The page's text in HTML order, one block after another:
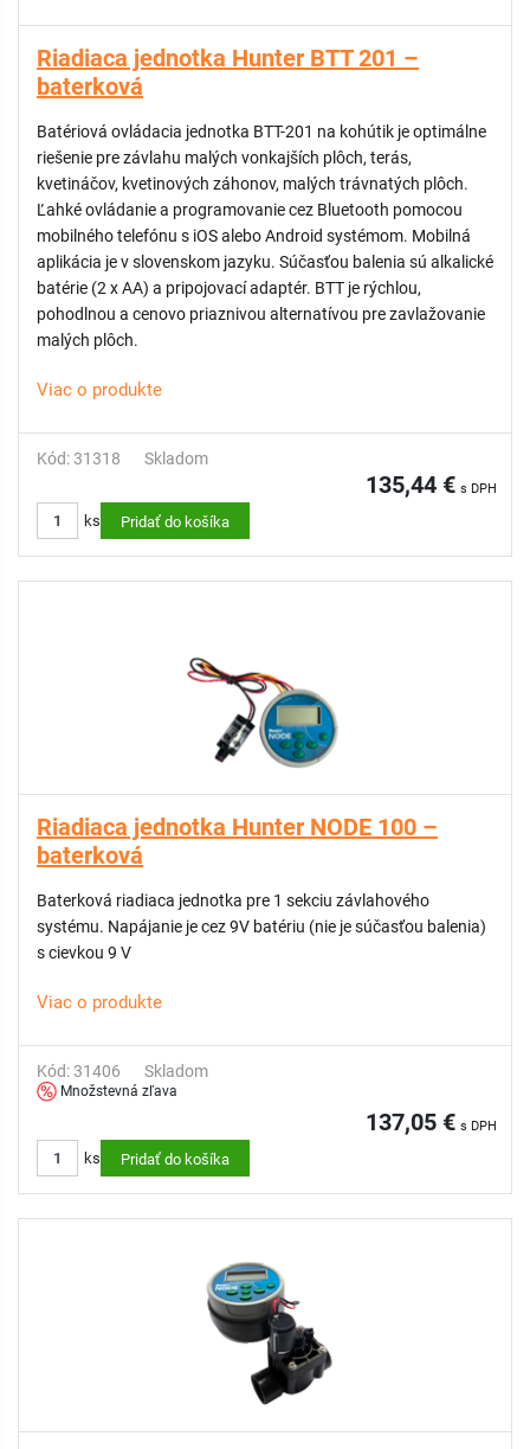
Riadiaca jednotka Hunter BTT 201 –
baterková
Batériová ovládacia jednotka BTT-201 na kohútik je optimálne
riešenie pre závlahu malých vonkajších plôch, terás,
kvetináčov, kvetinových záhonov, malých trávnatých plôch.
Ľahké ovládanie a programovanie cez Bluetooth pomocou
mobilného telefónu s iOS alebo Android systémom. Mobilná
aplikácia je v slovenskom jazyku. Súčasťou balenia sú alkalické
batérie (2 x AA) a pripojovací adaptér. BTT je rýchlou,
pohodlnou a cenovo priaznivou alternatívou pre zavlažovanie
malých plôch.
Viac o produkte
Kód: 31318 Skladom
135,44 € s DPH
ks Pridať do košíka
Riadiaca jednotka Hunter NODE 100 –
baterková
Baterková riadiaca jednotka pre 1 sekciu závlahového
systému. Napájanie je cez 9V batériu (nie je súčasťou balenia)
s cievkou 9 V
Viac o produkte
Kód: 31406 Skladom
Množstevná zľava
137,05 € s DPH
ks Pridať do košíka